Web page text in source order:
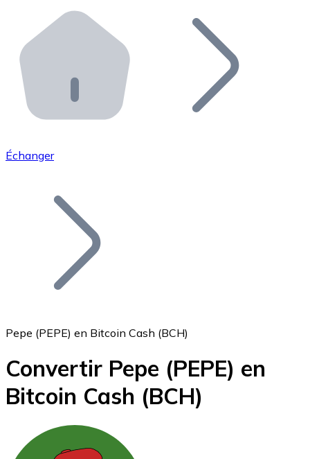
Distributeurs automatiques Bitnovo
Intégrez un ATM Bitnovo dans votre entreprise et
API Bitnovo
Intégrez notre API dans votre écosystème.
Rejoignez notre réseau de distributeurs et
Ajoutez le token de votre projet à notre service
Bitcoin
BTC
Échanger
Pepe (PEPE) en Bitcoin Cash (BCH)
Convertir Pepe (PEPE) en
Bitcoin Cash (BCH)